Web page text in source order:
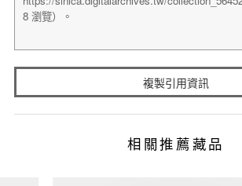
複製引用資訊
相關推薦藏品